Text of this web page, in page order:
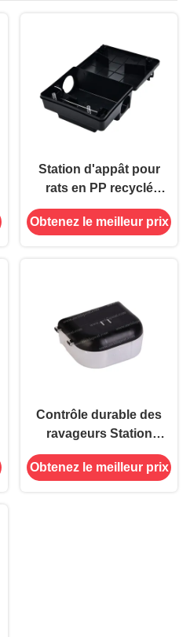
Station d'appât pour
rats en PP recyclé
avec un capteur de
boîtes à souris
Obtenez le meilleur prix
Contrôle durable des
ravageurs Station
d'appât de souris et
de rat Trap Box Killer
Obtenez le meilleur prix